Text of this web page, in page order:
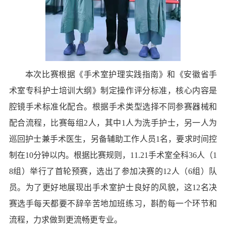
本次比赛根据《手术室护理实践指南》和《安徽省手
术室专科护士培训大纲》制定操作评分标准，核心内容是
腔镜手术标准化配合。根据手术类型选择不同参赛器械和
配合流程，比赛每组 2人，其中1人为洗手护士，另一人为
巡回护士兼手术医生，另备辅助工作人员1名，要求时间控
制在10分钟以内。根据比赛规则，11.21手术室全科36人（1
8组）举行了首轮预赛，选出了参加决赛的12人（6组）队
员。为了更好地展现出手术室护士良好的风貌，这12名决
赛选手每天都要不辞辛苦地加班练习，斟酌每一个环节和
流程，力求做到更流畅更专业。